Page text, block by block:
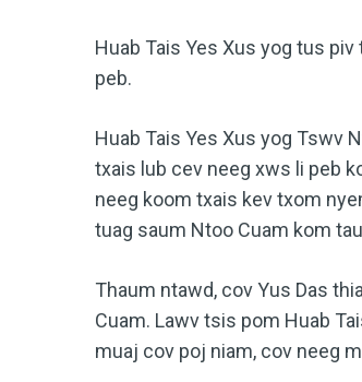
Huab Tais Yes Xus yog tus
peb.
Huab Tais Yes Xus yog Tswv
txais lub cev neeg xws li peb
neeg koom txais kev txom
tuag saum Ntoo Cuam kom
Thaum ntawd, cov Yus Das
Cuam. Lawv tsis pom Huab
muaj cov poj niam, cov neeg